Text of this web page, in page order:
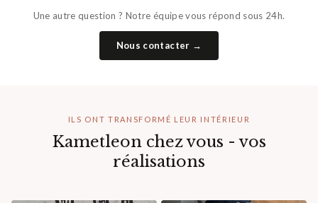
Une autre question ? Notre équipe vous répond sous 24h.
Nous contacter →
ILS ONT TRANSFORMÉ LEUR INTÉRIEUR
Kametleon chez vous - vos
réalisations